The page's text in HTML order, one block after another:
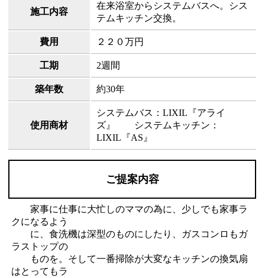
施工内容
在来浴室からシステムバスへ。シス
テムキッチン交換。
費用 ２２０万円
工期 2週間
築年数 約30年
使用商材
システムバス：LIXIL『アライ
ズ』 システムキッチン：
LIXIL『AS』
ご提案内容
家事に仕事に大忙しのママの為に、少しでも家事ラ
クになるよう
に、食洗機は深型のものにしたり、ガスコンロもガ
ラストップの
ものを。そして一番掃除が大変なキッチンの換気扇
はとってもラ